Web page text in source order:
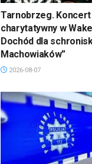
Tarnobrzeg. Koncert
charytatywny w
Dochód dla
Machowiaków”
2026-08-07